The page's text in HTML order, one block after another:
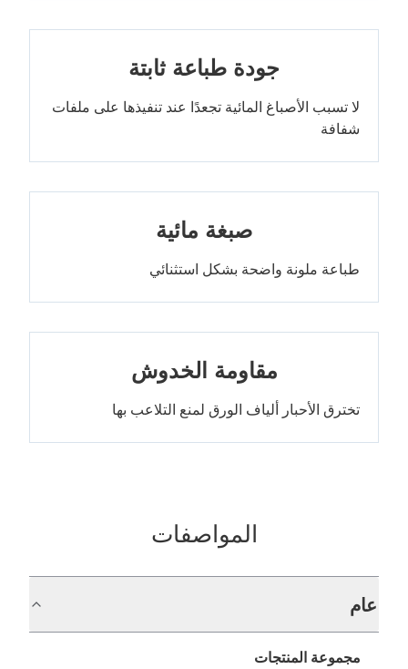
جودة طباعة ثابتة
لا تسبب الأصباغ المائية تجعدًا عند تنفيذها على ملفات
شفافة
صبغة مائية
طباعة ملونة واضحة بشكل استثنائي
مقاومة الخدوش
تخترق الأحبار ألياف الورق لمنع التلاعب بها
المواصفات
عام
مجموعة المنتجات